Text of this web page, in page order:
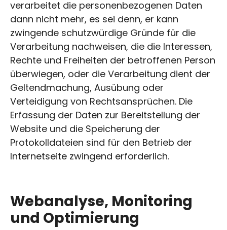
verarbeitet die personenbezogenen Daten
dann nicht mehr, es sei denn, er kann
zwingende schutzwürdige Gründe für die
Verarbeitung nachweisen, die die Interessen,
Rechte und Freiheiten der betroffenen Person
überwiegen, oder die Verarbeitung dient der
Geltendmachung, Ausübung oder
Verteidigung von Rechtsansprüchen. Die
Erfassung der Daten zur Bereitstellung der
Website und die Speicherung der
Protokolldateien sind für den Betrieb der
Internetseite zwingend erforderlich.
Webanalyse, Monitoring
und Optimierung